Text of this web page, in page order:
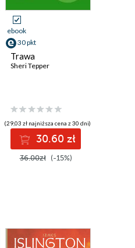
ebook
30 pkt
Trawa
Sheri Tepper
(29,03 zł najniższa cena z 30 dni)
30.60 zł
36.00zł (-15%)